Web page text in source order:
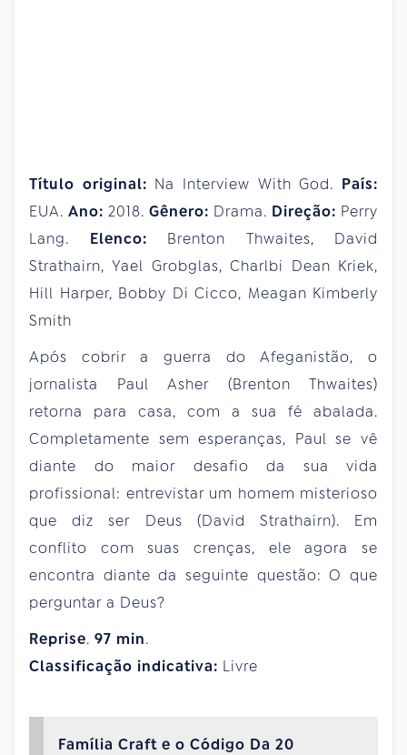
Título original: Na Interview With God. País:
EUA. Ano: 2018. Gênero: Drama. Direção: Perry
Lang. Elenco: Brenton Thwaites, David
Strathairn, Yael Grobglas, Charlbi Dean Kriek,
Hill Harper, Bobby Di Cicco, Meagan Kimberly
Smith
Após cobrir a guerra do Afeganistão, o
jornalista Paul Asher (Brenton Thwaites)
retorna para casa, com a sua fé abalada.
Completamente sem esperanças, Paul se vê
diante do maior desafio da sua vida
profissional: entrevistar um homem misterioso
que diz ser Deus (David Strathairn). Em
conflito com suas crenças, ele agora se
encontra diante da seguinte questão: O que
perguntar a Deus?
Reprise. 97 min.
Classificação indicativa: Livre
Família Craft e o Código Da 20